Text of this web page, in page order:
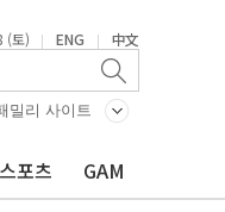
(토) | ENG | 中文
밀리 사이트
스포츠 GAM
어